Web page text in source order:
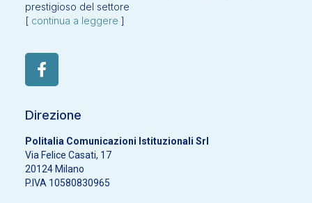
prestigioso del settore
[ continua a leggere ]
Direzione
Politalia Comunicazioni Istituzionali Srl
Via Felice Casati, 17
20124 Milano
P.IVA 10580830965